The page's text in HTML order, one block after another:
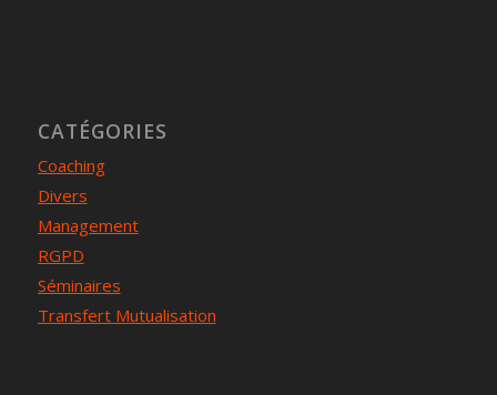
CATÉGORIES
Coaching
Divers
Management
RGPD
Séminaires
Transfert Mutualisation